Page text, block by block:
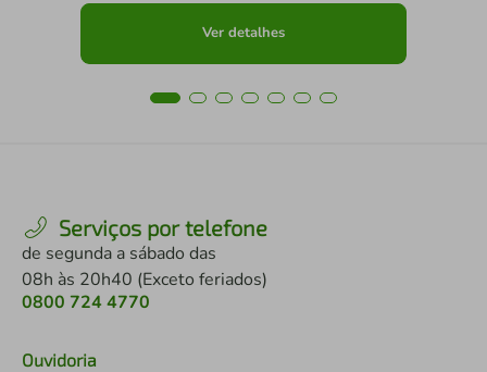
Ver detalhes
Serviços por telefone
de segunda a sábado das
08h às 20h40 (Exceto feriados)
0800 724 4770
Ouvidoria